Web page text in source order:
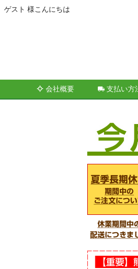
ゲスト 様こんにちは
会社概要 支払い方